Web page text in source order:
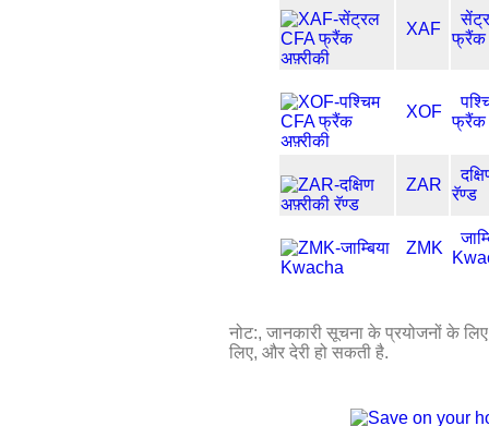
XAF
फ्रैंक
XOF
फ्रैंक
ZAR
रॅण्ड
ZMK
नोट:, जानकारी सूचना के प्रयोजनों के लिए
लिए, और देरी हो सकती है.